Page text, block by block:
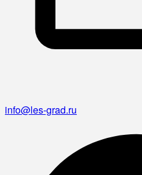
info@les-grad.ru